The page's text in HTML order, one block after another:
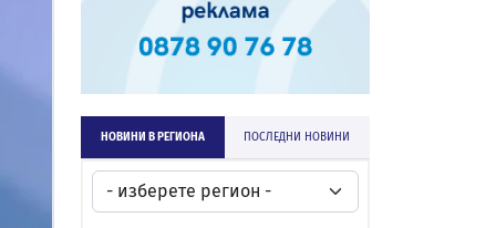
НОВИНИ В РЕГИОНА ПОСЛЕДНИ НОВИНИ